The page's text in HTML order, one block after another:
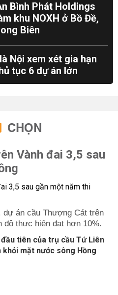
Bình Phát Holdings
khu NOXH ở Bồ Đề,
Biên
Nội xem xét gia hạn
tục 6 dự án lớn
CHỌN
Vành đai 3,5 sau
dự án cầu Thượng Cát trên
độ thực hiện đạt hơn 10%.
tiên của trụ cầu Tứ Liên
khỏi mặt nước sông Hồng